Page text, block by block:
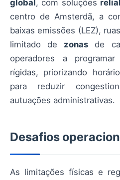
global , com soluções
centro de Amsterdã, a
baixas emissões (LEZ),
limitado de zonas de
operadores a
rígidas, priorizando
para reduzir
autuações administrativas.
Desafios
As limitações físicas e